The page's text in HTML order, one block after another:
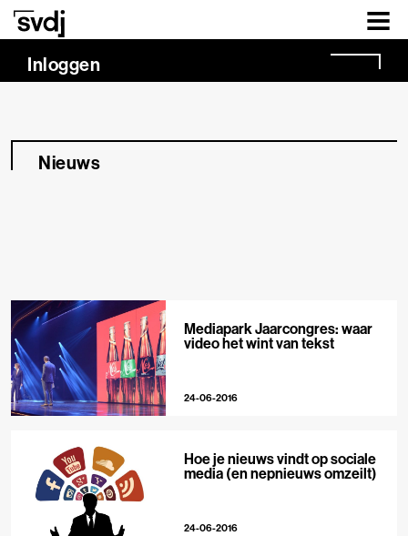
Naar hoofdinhoud
Inloggen
Nieuws
Mediapark Jaarcongres: waar
video het wint van tekst
24-06-2016
Hoe je nieuws vindt op sociale
media (en nepnieuws omzeilt)
24-06-2016